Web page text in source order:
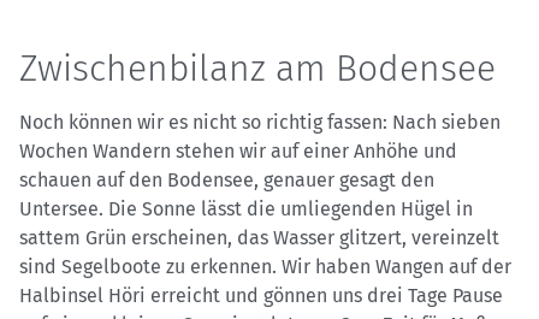
Zwischenbilanz am Bodensee
Noch können wir es nicht so richtig fassen: Nach sieben
Wochen Wandern stehen wir auf einer Anhöhe und
schauen auf den Bodensee, genauer gesagt den
Untersee. Die Sonne lässt die umliegenden Hügel in
sattem Grün erscheinen, das Wasser glitzert, vereinzelt
sind Segelboote zu erkennen. Wir haben Wangen auf der
Halbinsel Höri erreicht und gönnen uns drei Tage Pause